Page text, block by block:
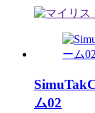
ム02